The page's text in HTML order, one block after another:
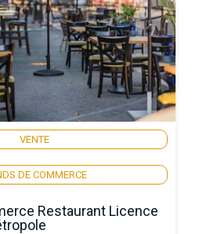
VENTE
DE COMMERCE
Restaurant Licence